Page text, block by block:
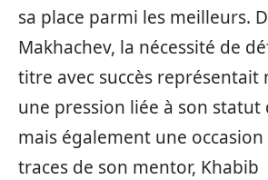
sa place parmi les meilleurs.
Makhachev, la nécessité de
titre avec succès représentait
une pression liée à son statut
mais également une
traces de son mentor, Khabib